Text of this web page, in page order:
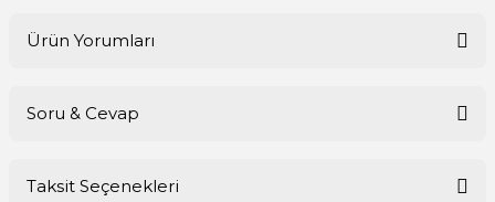
Ürün Yorumları
Soru & Cevap
Taksit Seçenekleri